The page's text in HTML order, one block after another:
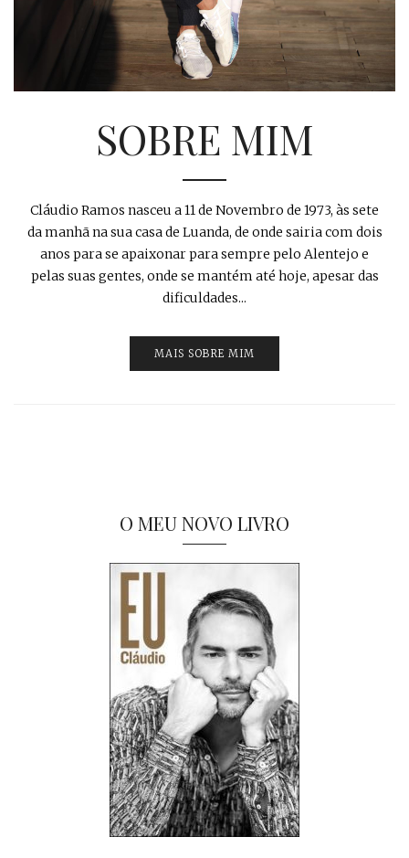
SOBRE MIM
Cláudio Ramos nasceu a 11 de Novembro de 1973, às sete
da manhã na sua casa de Luanda, de onde sairia com dois
anos para se apaixonar para sempre pelo Alentejo e
pelas suas gentes, onde se mantém até hoje, apesar das
dificuldades...
MAIS SOBRE MIM
O MEU NOVO LIVRO